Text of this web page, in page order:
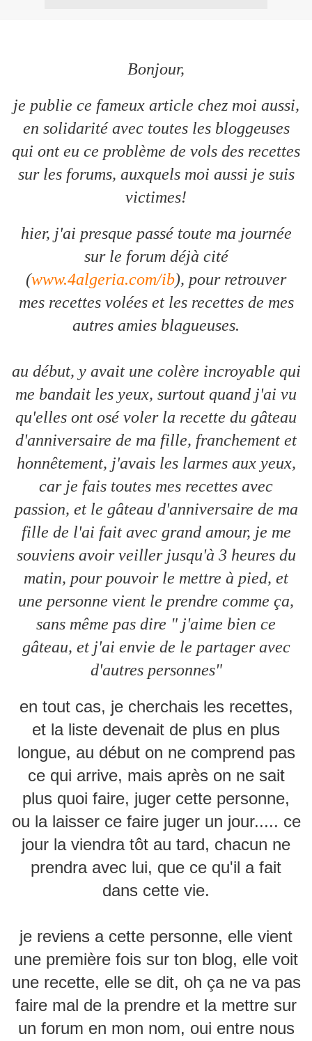
Bonjour,
je publie ce fameux article chez moi aussi,
en solidarité avec toutes les bloggeuses
qui ont eu ce problème de vols des recettes
sur les forums, auxquels moi aussi je suis
victimes!
hier, j'ai presque passé toute ma journée
sur le forum déjà cité
(www.4algeria.com/ib), pour retrouver
mes recettes volées et les recettes de mes
autres amies blagueuses.
au début, y avait une colère incroyable qui
me bandait les yeux, surtout quand j'ai vu
qu'elles ont osé voler la recette du gâteau
d'anniversaire de ma fille, franchement et
honnêtement, j'avais les larmes aux yeux,
car je fais toutes mes recettes avec
passion, et le gâteau d'anniversaire de ma
fille de l'ai fait avec grand amour, je me
souviens avoir veiller jusqu'à 3 heures du
matin, pour pouvoir le mettre à pied, et
une personne vient le prendre comme ça,
sans même pas dire " j'aime bien ce
gâteau, et j'ai envie de le partager avec
d'autres personnes"
en tout cas, je cherchais les recettes,
et la liste devenait de plus en plus
longue, au début on ne comprend pas
ce qui arrive, mais après on ne sait
plus quoi faire, juger cette personne,
ou la laisser ce faire juger un jour..... ce
jour la viendra tôt au tard, chacun ne
prendra avec lui, que ce qu'il a fait
dans cette vie.
je reviens a cette personne, elle vient
une première fois sur ton blog, elle voit
une recette, elle se dit, oh ça ne va pas
faire mal de la prendre et la mettre sur
un forum en mon nom, oui entre nous